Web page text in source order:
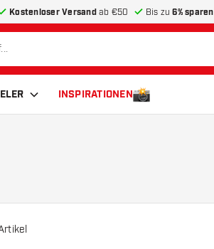
Kostenloser Versandab €50 Bis zu6% sparen
INSPIRATIONEN